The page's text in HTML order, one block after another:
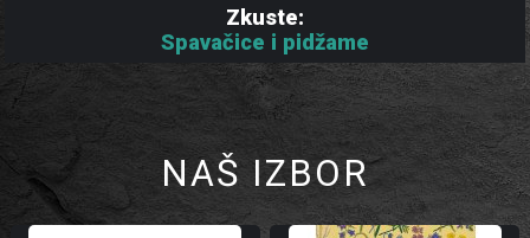
Zkuste:
Spavačice i pidžame
NAŠ IZBOR